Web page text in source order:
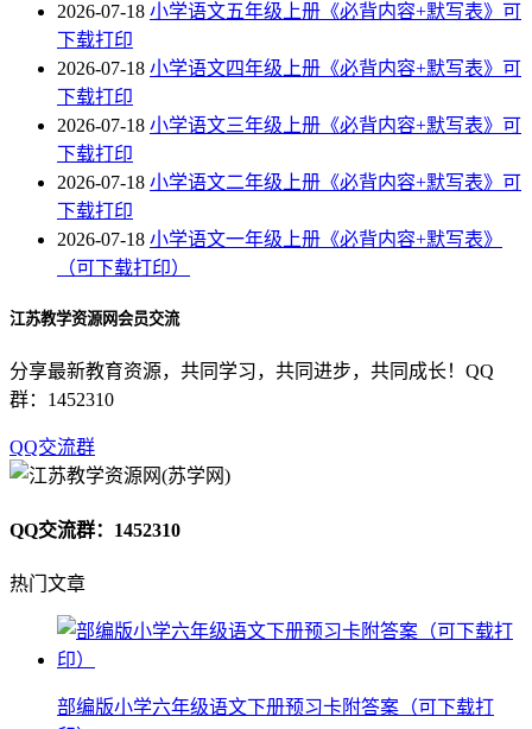
2026-07-18 小学语文五年级上册《必背内容+默写表》可
下载打印
2026-07-18 小学语文四年级上册《必背内容+默写表》可
下载打印
2026-07-18 小学语文三年级上册《必背内容+默写表》可
下载打印
2026-07-18 小学语文二年级上册《必背内容+默写表》可
下载打印
2026-07-18 小学语文一年级上册《必背内容+默写表》
（可下载打印）
江苏教学资源网会员交流
分享最新教育资源，共同学习，共同进步，共同成长！QQ
群：1452310
QQ交流群
QQ交流群：1452310
热门文章
部编版小学六年级语文下册预习卡附答案（可下载打